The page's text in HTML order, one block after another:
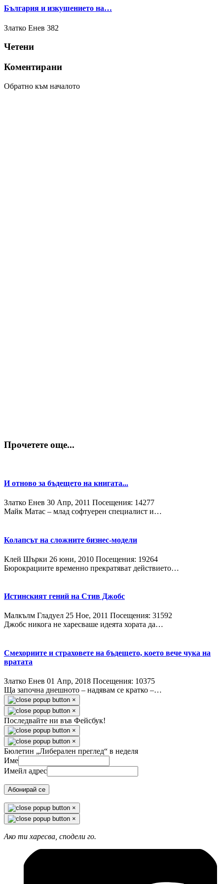
България и изкушението на…
Златко Енев 382
Четени
Коментирани
Обратно към началото
Прочетете още...
И отново за бъдещето на книгата...
Златко Енев 30 Апр, 2011 Посещения: 14277
Майк Матас – млад софтуерен специалист и…
Колапсът на сложните бизнес-модели
Клей Шърки 26 юни, 2010 Посещения: 19264
Бюрокрациите временно прекратяват действието…
Истинският гений на Стив Джобс
Малкълм Гладуел 25 Ное, 2011 Посещения: 31592
Джобс никога не харесваше идеята хората да…
Смехориите и страховете на бъдещето, което вече чука на
вратата
Златко Енев 01 Апр, 2018 Посещения: 10375
Ща започна днешното – надявам се кратко –…
×
×
Последвайте ни във Фейсбук!
×
×
Бюлетин „Либерален преглед“ в неделя
Име
Имейл адрес
Абонирай се
×
×
Ако ти харесва, сподели го.